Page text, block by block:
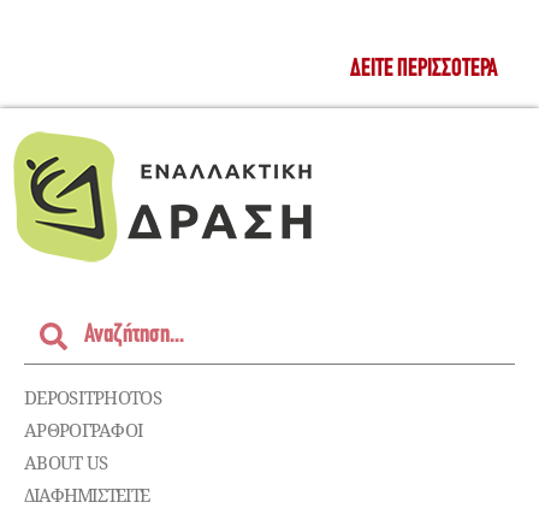
ΔΕΊΤΕ ΠΕΡΙΣΣΌΤΕΡΑ
DEPOSITPHOTOS
ΑΡΘΡΟΓΡΑΦΟΙ
ABOUT US
ΔΙΑΦΗΜΙΣΤΕΊΤΕ